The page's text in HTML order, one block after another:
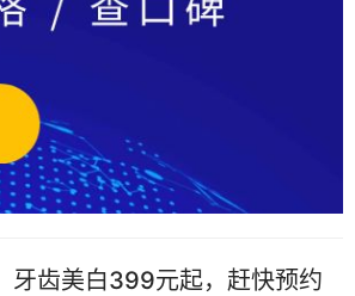
牙齿美白399元起，赶快预约